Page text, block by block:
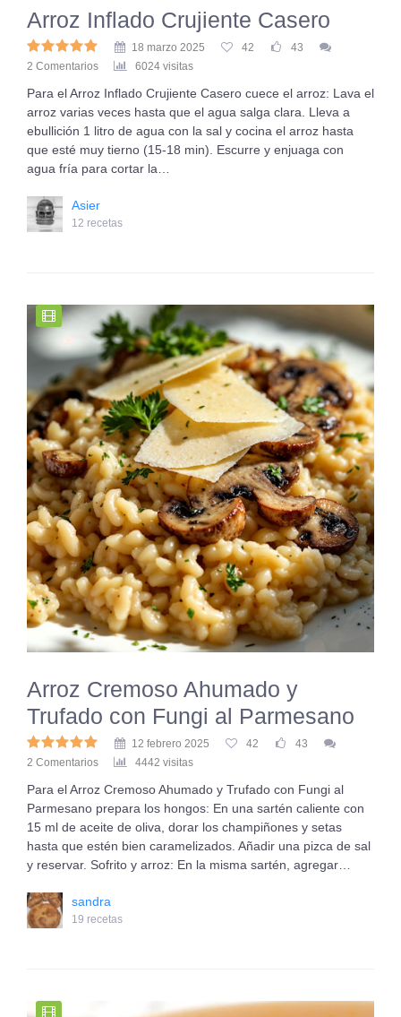
Arroz Inflado Crujiente Casero
18 marzo 2025 42
43
2 Comentarios
6024 visitas
Para el Arroz Inflado Crujiente Casero cuece el arroz: Lava el
arroz varias veces hasta que el agua salga clara. Lleva a
ebullición 1 litro de agua con la sal y cocina el arroz hasta
que esté muy tierno (15-18 min). Escurre y enjuaga con
agua fría para cortar la…
Asier
12 recetas
Arroz Cremoso Ahumado y
Trufado con Fungi al Parmesano
12 febrero 2025 42
43
2 Comentarios
4442 visitas
Para el Arroz Cremoso Ahumado y Trufado con Fungi al
Parmesano prepara los hongos: En una sartén caliente con
15 ml de aceite de oliva, dorar los champiñones y setas
hasta que estén bien caramelizados. Añadir una pizca de sal
y reservar. Sofrito y arroz: En la misma sartén, agregar…
sandra
19 recetas